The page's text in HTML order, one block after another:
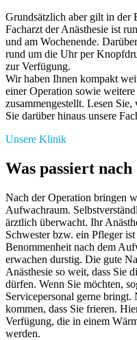
Grundsätzlich aber gilt in
Facharzt der Anästhesie ist
und am Wochenende.
rund um die Uhr per
zur Verfügung.
Wir haben Ihnen kompakt
einer Operation sowie
zusammengestellt. Lesen
Sie darüber hinaus unsere
Unsere Klinik
Was passiert
Nach der Operation bringen
Aufwachraum.
ärztlich überwacht. Ihr
Schwester bzw. ein Pfleger
Benommenheit nach dem
erwachen durstig. Die gute
Anästhesie so weit, dass Sie
dürfen. Wenn Sie möchten,
Servicepersonal gerne bringt.
kommen, dass Sie frieren.
Verfügung, die in einem
werden.